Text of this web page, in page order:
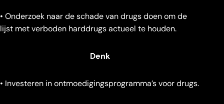
• Onderzoek naar de schade van drugs doen om de
lijst met verboden harddrugs actueel te houden.
Denk
• Investeren in ontmoedigingsprogramma’s voor drugs.